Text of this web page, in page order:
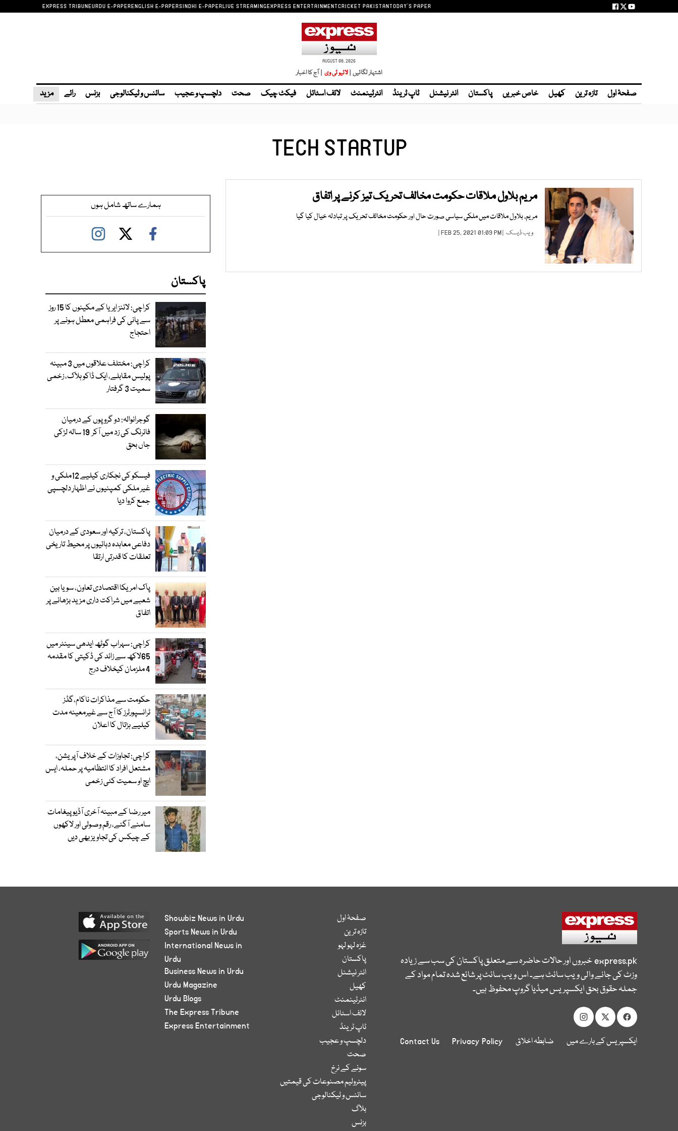
EXPRESS TRIBUNEURDU E-PAPERENGLISH E-PAPERSINDHI E-PAPERLIVE STREAMINGEXPRESS ENTERTAINMENTCRICKET PAKISTANTODAY'S PAPER
AUGUST 08, 2026
اشتہار لگائیں | | آج کا اخبار
صفحۂ اول تازہ ترین کھیل خاص خبریں پاکستان انٹر نیشنل ٹاپ ٹرینڈ انٹرٹینمنٹ لائف اسٹائل فیکٹ چیک صحت دلچسپ و عجیب سائنس و ٹیکنالوجی بزنس رائے مزید
TECH STARTUP
مریم بلاول ملاقات حکومت مخالف تحریک تیز کرنے پر اتفاق
مریم، بلاول ملاقات میں ملکی سیاسی صورت حال اور حکومت مخالف تحریک پر تبادلہ خیال کیا گیا
ویب ڈیسک | FEB 25, 2021 01:09 PM |
ہمارے ساتھ شامل ہوں
پاکستان
کراچی: لائنز ایریا کے مکینوں کا 15 روز
سے پانی کی فراہمی معطل ہونے پر
احتجاج
کراچی: مختلف علاقوں میں 3 مبینہ
پولیس مقابلے، ایک ڈاکو ہلاک، زخمی
سمیت 3 گرفتار
گوجرانوالہ: دو گروپوں کے درمیان
فائرنگ کی زد میں آکر 19 سالہ لڑکی
جاں بحق
فیسکو کی نجکاری کیلیے 12ملکی و
غیر ملکی کمپنیوں نے اظہارِ دلچسپی
جمع کروا دیا
پاکستان، ترکیہ اور سعودی کے درمیان
دفاعی معاہدہ دہائیوں پر محیط تاریخی
تعلقات کا قدرتی ارتقا
پاک امریکا اقتصادی تعاون، سویا بین
شعبے میں شراکت داری مزید بڑھانے پر
اتفاق
کراچی: سہراب گوٹھ ایدھی سینٹر میں
65لاکھ سے زائد کی ڈکیتی کا مقدمہ
4 ملزمان کیخلاف درج
حکومت سے مذاکرات ناکام،گڈز
ٹرانسپورٹرز کا آج سے غیرمعینہ مدت
کیلیے ہڑتال کا اعلان
کراچی: تجاوزات کے خلاف آپریشن،
مشتعل افراد کا انتظامیہ پر حملہ، ایس
ایچ او سمیت کئی زخمی
میر رضا کے مبینہ آخری آڈیو پیغامات
سامنے آگئے، رقم وصولی اور لاکھوں
کے چیکس کی تجاویز بھی دیں
express.pkخبروں اور حالات حاضرہ سے متعلق پاکستان کی سب سے زیادہ
وزٹ کی جانے والی ویب سائٹ ہے۔ اس ویب سائٹ پر شائع شدہ تمام مواد کے
جملہ حقوق بحق ایکسپریس میڈیا گروپ محفوظ ہیں۔
ایکسپریس کے بارے میں ضابطہ اخلاق Privacy Policy
Contact Us
صفحۂ اول
تازہ ترین
غزہ لہو لہو
پاکستان
انٹر نیشنل
کھیل
انٹرٹینمنٹ
لائف اسٹائل
ٹاپ ٹرینڈ
دلچسپ و عجیب
صحت
سونے کے نرخ
پیٹرولیم مصنوعات کی قیمتیں
سائنس و ٹیکنالوجی
بلاگ
بزنس
Showbiz News in Urdu
Sports News in Urdu
International News in
Urdu
Business News in Urdu
Urdu Magazine
Urdu Blogs
The Express Tribune
Express Entertainment